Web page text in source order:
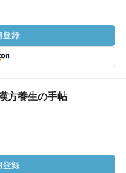
方養生の手帖